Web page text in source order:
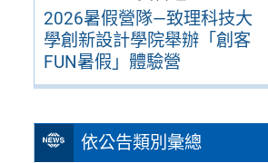
2026暑假營隊—致理科技大
學創新設計學院舉辦「創客
FUN暑假」體驗營
依公告類別彙總